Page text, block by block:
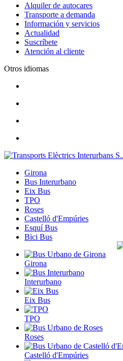
Alquiler de autocares
Transporte a demanda
Información y servicios
Actualidad
Suscríbete
Atención al cliente
Otros idiomas
Girona
Bus Interurbano
Eix Bus
TPO
Roses
Castelló d'Empúries
Esquí Bus
Bici Bus
Girona
Interurbano
Eix Bus
TPO
Roses
Castelló d'Empúries